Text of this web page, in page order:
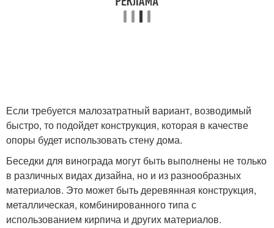
Если требуется малозатратный вариант, возводимый
быстро, то подойдет конструкция, которая в качестве
опоры будет использовать стену дома.
Беседки для винограда могут быть выполнены не только
в различных видах дизайна, но и из разнообразных
материалов. Это может быть деревянная конструкция,
металлическая, комбинированного типа с
использованием кирпича и других материалов.